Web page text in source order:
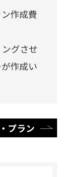
作成費
グさせ
作成い
プラン